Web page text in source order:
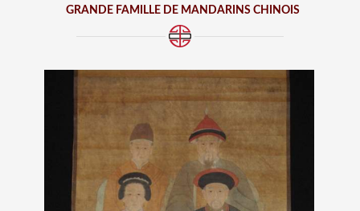
GRANDE FAMILLE DE MANDARINS CHINOIS